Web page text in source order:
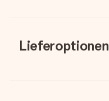
Lieferoptionen